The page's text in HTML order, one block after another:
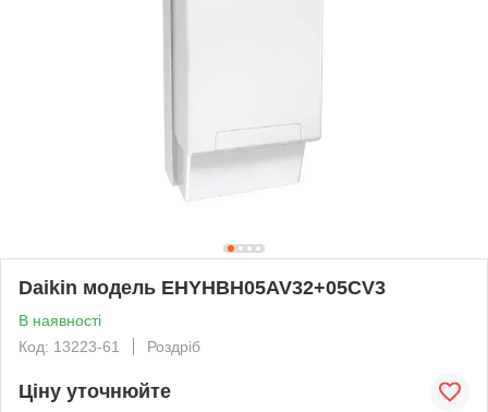
Daikin модель EHYHBH05AV32+05CV3
В наявності
Код: 13223-61
Роздріб
Ціну уточнюйте